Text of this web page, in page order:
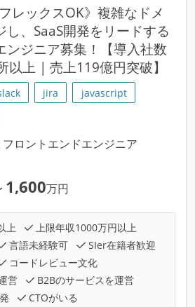
レックスOK》複雑なドメ
し、SaaS開発をリードする
ンジニア募集！【導入社数
以上 | 売上119億円突破】
jira
javascript
フロントエンドエンジニア
1,600万円
上
上限年収1000万円以上
言語未経験可
SIer在籍者歓迎
コードレビュー文化
営
B2Bのサービスを運営
CTOがいる